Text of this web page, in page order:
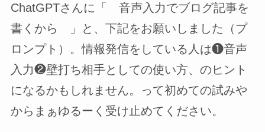
ChatGPTさんに「 音声入力でブログ記事を
書くから 」と、下記をお願いしました（プ
ロンプト）。情報発信をしている人は❶音声
入力❷壁打ち相手としての使い方、のヒント
になるかもしれません。って初めての試みや
からまぁゆるーく受け止めてください。